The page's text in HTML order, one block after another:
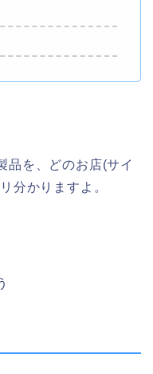
品を、どのお店(サイ
分かりますよ。